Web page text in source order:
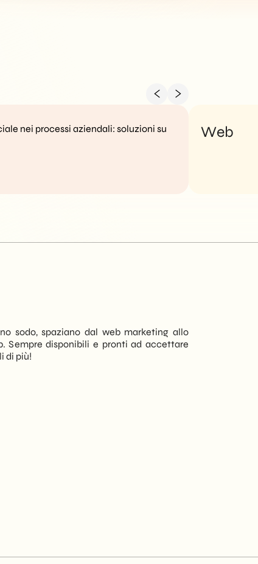
nei processi aziendali: soluzioni su
Web
sodo, spaziano dal web marketing allo
Sempre disponibili e pronti ad accettare
di più!